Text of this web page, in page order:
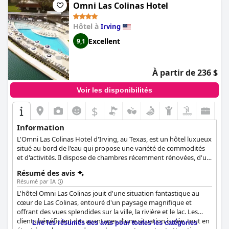
confort des chambres. Il constitue un point de départ fiable et
confortable pour les voyageurs de loisirs et d'affaires.
Omni Las Colinas Hotel
Hôtel à Irving
9,1 Excellent
À partir de 236 $
Voir les disponibilités
$
Information
L'Omni Las Colinas Hotel d'Irving, au Texas, est un hôtel luxueux
situé au bord de l'eau qui propose une variété de commodités
et d'activités. Il dispose de chambres récemment rénovées, d'un
et un bar en terrasse, de restaurants à service complet, d'un
centre de remise en forme ouvert 24 heures sur 24 et d'une
variété de types d'hébergement. Les clients peuvent profiter de
la vitalité urbaine de la ville et explorer le canal Mandalay en
gondole ou en stand-up paddleboard. L'hôtel est également un
site idéal pour les mariages en plein air et propose certains des
Résumé des avis
Résumé par IA
L'hôtel Omni Las Colinas jouit d'une situation fantastique au
cœur de Las Colinas, entouré d'un paysage magnifique et
offrant des vues splendides sur la ville, la rivière et le lac. Les
clients bénéficient des avantages d'une situation isolée, tout en
Lire les résumés des avis pour toutes les catégories